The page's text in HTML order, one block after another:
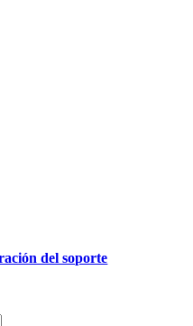
del soporte